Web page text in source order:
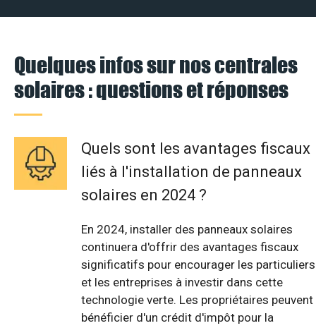
Quelques infos sur nos centrales
solaires : questions et réponses
Quels sont les avantages fiscaux
liés à l'installation de panneaux
solaires en 2024 ?
En 2024, installer des panneaux solaires
continuera d'offrir des avantages fiscaux
significatifs pour encourager les particuliers
et les entreprises à investir dans cette
technologie verte. Les propriétaires peuvent
bénéficier d'un crédit d'impôt pour la